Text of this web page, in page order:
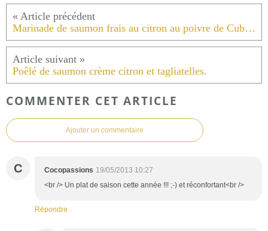
Marinade de saumon frais au citron au poivre de Cubèbe
Poêlé de saumon crème citron et tagliatelles.
COMMENTER CET ARTICLE
Ajouter un commentaire
C Cocopassions 19/05/2013 10:27
<br /> Un plat de saison cette année !!! ;-) et réconfortant<br />
Répondre